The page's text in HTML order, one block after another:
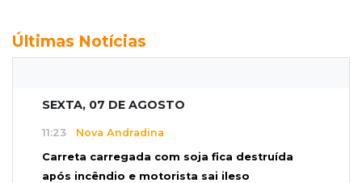
Últimas Notícias
SEXTA, 07 DE AGOSTO
11:23 Nova Andradina
Carreta carregada com soja fica destruída
após incêndio e motorista sai ileso